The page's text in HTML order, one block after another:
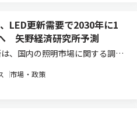
LED更新需要で2030年に1
矢野経済研究所予測
、国内の照明市場に関する調査
規模は、前年比3.8％増の1兆
推計している。既設の蛍光灯
市場・政策